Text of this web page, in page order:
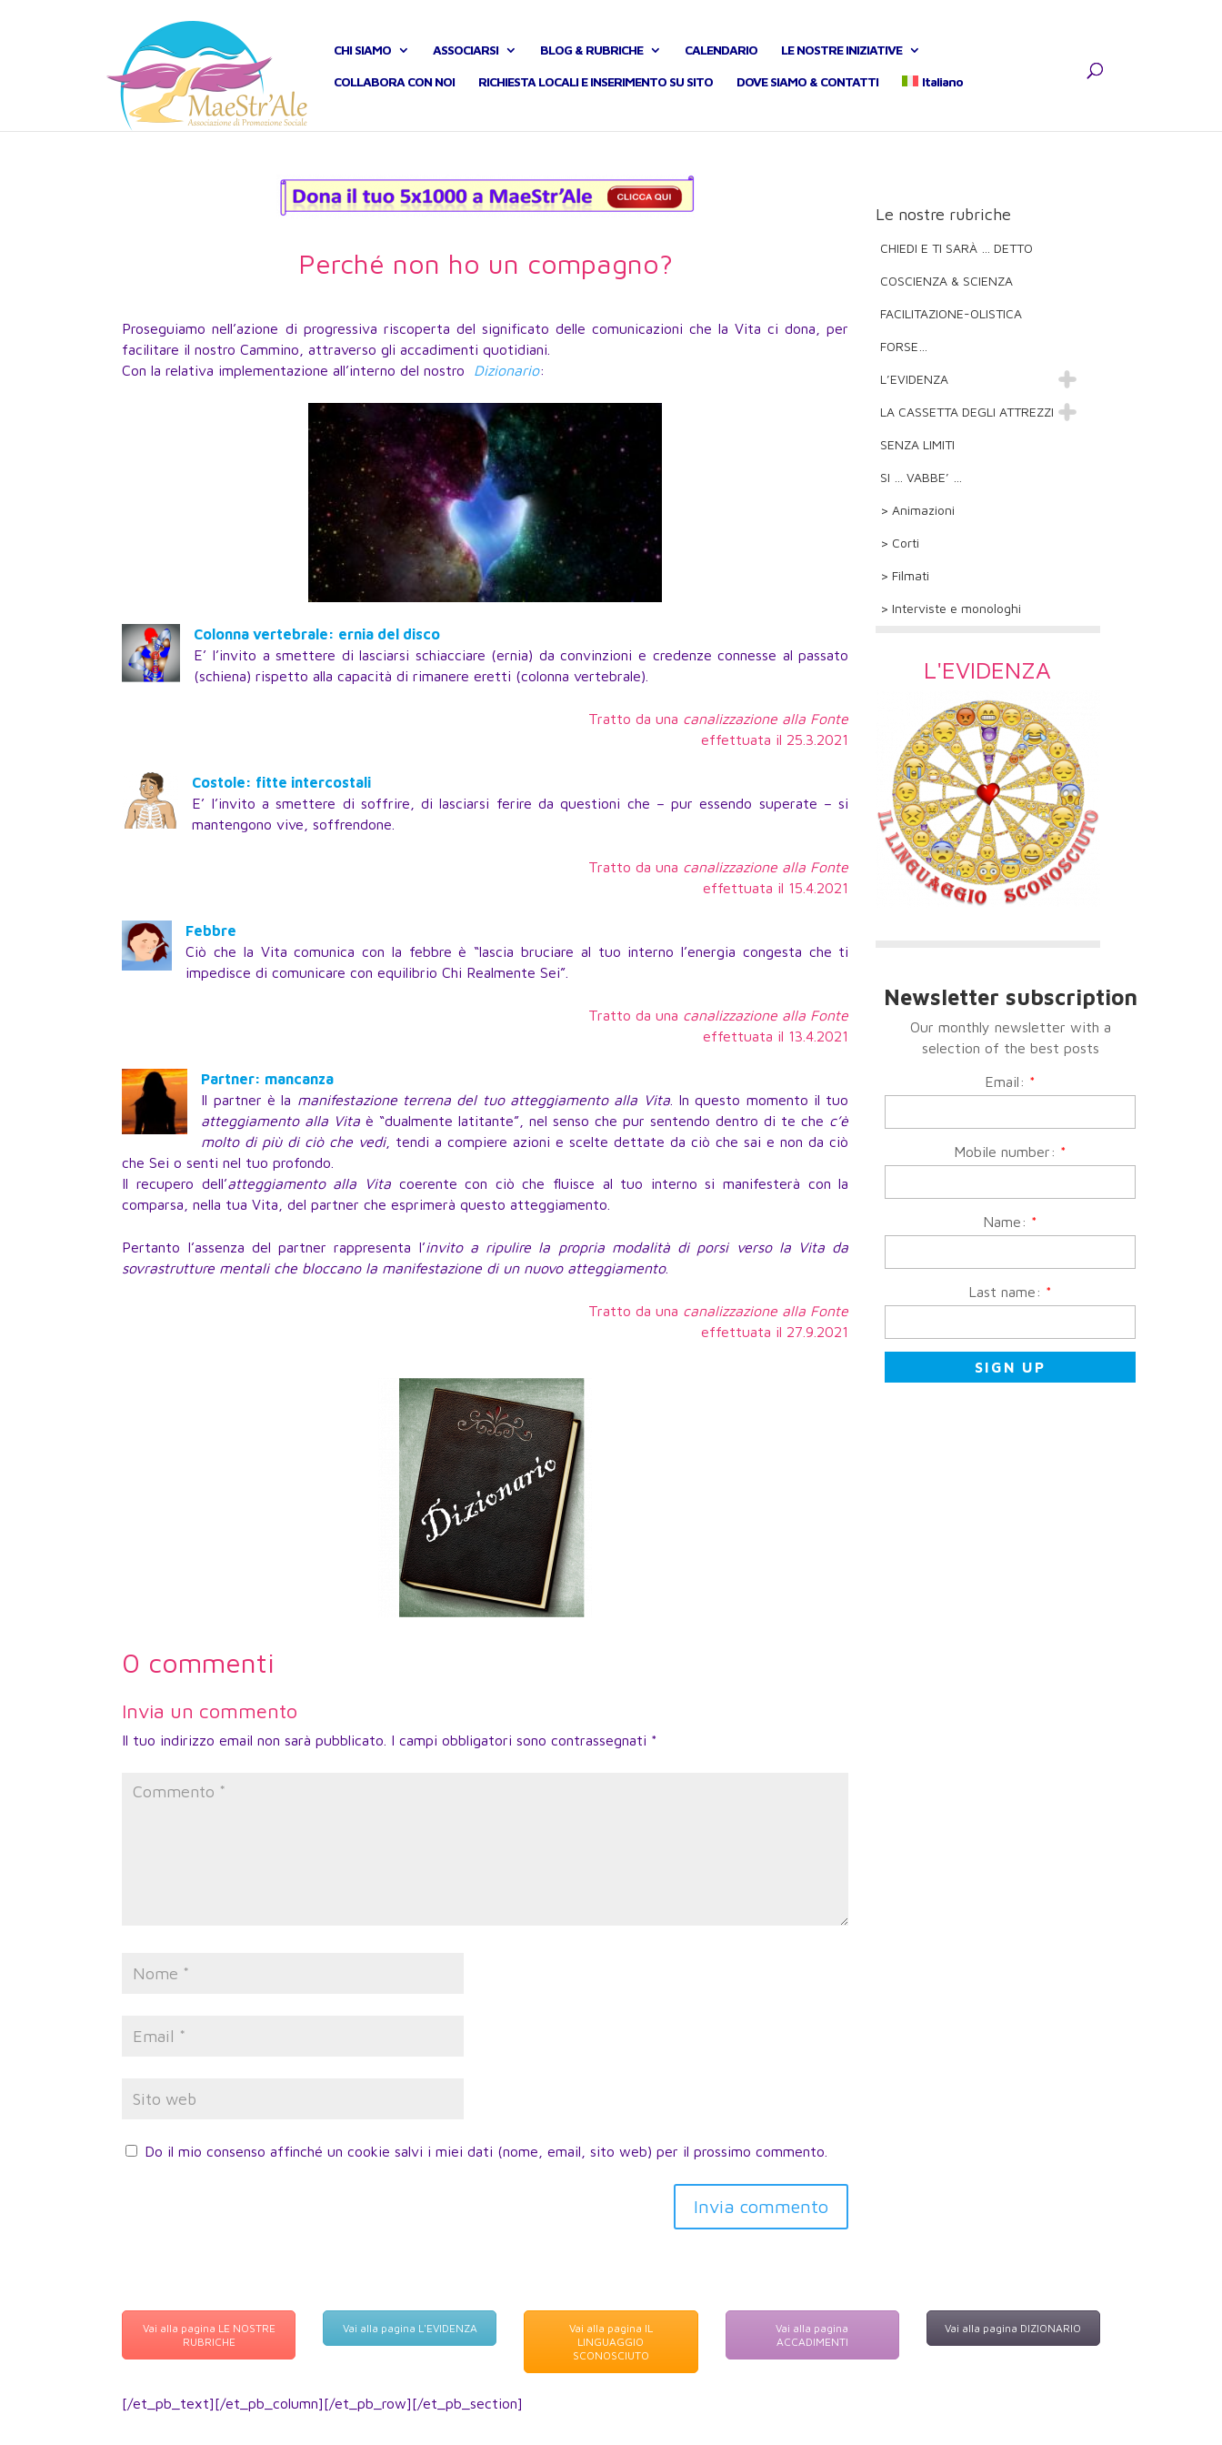
CHI SIAMO ASSOCIARSI BLOG & RUBRICHE CALENDARIO LE NOSTRE INIZIATIVE
COLLABORA CON NOI RICHIESTA LOCALI E INSERIMENTO SU SITO DOVE SIAMO & CONTATTI Italiano
Perché non ho un compagno?
Proseguiamo nell’azione di progressiva riscoperta del significato delle comunicazioni che la Vita ci dona, per
facilitare il nostro Cammino, attraverso gli accadimenti quotidiani.
Con la relativa implementazione all’interno del nostro Dizionario:
Colonna vertebrale: ernia del disco
E’ l’invito a smettere di lasciarsi schiacciare (ernia) da convinzioni e credenze connesse al passato
(schiena) rispetto alla capacità di rimanere eretti (colonna vertebrale).
Tratto da una canalizzazione alla Fonte
effettuata il 25.3.2021
Costole: fitte intercostali
E’ l’invito a smettere di soffrire, di lasciarsi ferire da questioni che – pur essendo superate – si
mantengono vive, soffrendone.
Tratto da una canalizzazione alla Fonte
effettuata il 15.4.2021
Febbre
Ciò che la Vita comunica con la febbre è “lascia bruciare al tuo interno l’energia congesta che ti
impedisce di comunicare con equilibrio Chi Realmente Sei”.
Tratto da una canalizzazione alla Fonte
effettuata il 13.4.2021
Partner: mancanza
Il partner è la manifestazione terrena del tuo atteggiamento alla Vita. In questo momento il tuo
atteggiamento alla Vita è “dualmente latitante”, nel senso che pur sentendo dentro di te che c’è
molto di più di ciò che vedi, tendi a compiere azioni e scelte dettate da ciò che sai e non da ciò
che Sei o senti nel tuo profondo.
Il recupero dell’atteggiamento alla Vitacoerente con ciò che fluisce al tuo interno si manifesterà con la
comparsa, nella tua Vita, del partner che esprimerà questo atteggiamento.
Pertanto l’assenza del partner rappresenta l’invito a ripulire la propria modalità di porsi verso la Vita da
sovrastrutture mentali che bloccano la manifestazione di un nuovo atteggiamento.
Tratto da una canalizzazione alla Fonte
effettuata il 27.9.2021
0 commenti
Invia un commento
Il tuo indirizzo email non sarà pubblicato. I campi obbligatori sono contrassegnati *
Do il mio consenso affinché un cookie salvi i miei dati (nome, email, sito web) per il prossimo commento.
Invia commento
Le nostre rubriche
CHIEDI E TI SARÀ … DETTO
COSCIENZA & SCIENZA
FACILITAZIONE-OLISTICA
FORSE…
L’EVIDENZA
LA CASSETTA DEGLI ATTREZZI
SENZA LIMITI
SI … VABBE’ …
> Animazioni
> Corti
> Filmati
> Interviste e monologhi
L'EVIDENZA
Newsletter subscription
Our monthly newsletter with a
selection of the best posts
Email: *
Mobile number: *
Name: *
Last name: *
Vai alla pagina LE NOSTRE
RUBRICHE
Vai alla pagina L'EVIDENZA
Vai alla pagina IL
LINGUAGGIO
SCONOSCIUTO
Vai alla pagina
ACCADIMENTI
Vai alla pagina DIZIONARIO
[/et_pb_text][/et_pb_column][/et_pb_row][/et_pb_section]